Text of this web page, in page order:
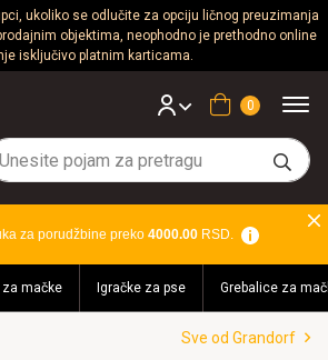
ukoliko se odlučite za opciju ličnog preuzimanja
objektima, neophodno je prethodno online
isključivo platnim karticama.
Korpa
za porudžbine preko 4000.00RSD.
za mačke Igračke za pse Grebalice za
Sve od Grandorf